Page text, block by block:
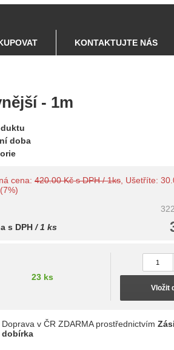
KONTAKTUJTE NÁS
- 1m
doba
cena: 420.00 Kč s DPH / 1ks , Ušetříte:
s DPH / 1 ks
23 ks
Vložit
Doprava v ČR ZDARMA prostřednictvím
dobírka